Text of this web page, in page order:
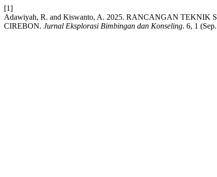
[1]
Adawiyah, R. and Kiswanto, A. 2025. RANCANGAN
CIREBON. Jurnal Eksplorasi Bimbingan dan Konseling. 6, 1